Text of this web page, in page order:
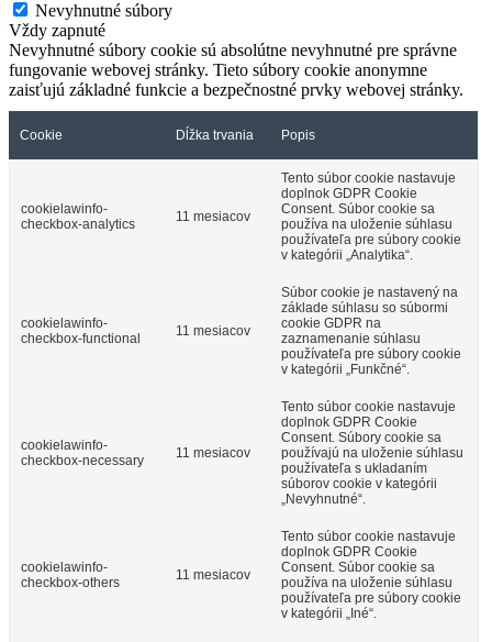
Nevyhnutné súbory
Vždy zapnuté
Nevyhnutné súbory cookie sú absolútne nevyhnutné pre správne
fungovanie webovej stránky. Tieto súbory cookie anonymne
zaisťujú základné funkcie a bezpečnostné prvky webovej stránky.
Cookie Dĺžka trvania Popis
cookielawinfo-
checkbox-analytics
11 mesiacov
Tento súbor cookie nastavuje
doplnok GDPR Cookie
Consent. Súbor cookie sa
používa na uloženie súhlasu
používateľa pre súbory cookie
v kategórii „Analytika“.
cookielawinfo-
checkbox-functional
11 mesiacov
Súbor cookie je nastavený na
základe súhlasu so súbormi
cookie GDPR na
zaznamenanie súhlasu
používateľa pre súbory cookie
v kategórii „Funkčné“.
cookielawinfo-
checkbox-necessary
11 mesiacov
Tento súbor cookie nastavuje
doplnok GDPR Cookie
Consent. Súbory cookie sa
používajú na uloženie súhlasu
používateľa s ukladaním
súborov cookie v kategórii
„Nevyhnutné“.
cookielawinfo-
checkbox-others
11 mesiacov
Tento súbor cookie nastavuje
doplnok GDPR Cookie
Consent. Súbor cookie sa
používa na uloženie súhlasu
používateľa pre súbory cookie
v kategórii „Iné“.